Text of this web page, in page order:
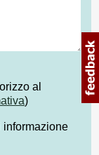
al
)
informazione